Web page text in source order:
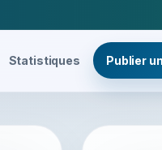
Statistiques Publier